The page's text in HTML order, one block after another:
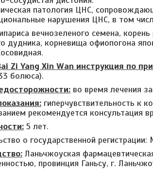
патология ЦНС,
нарушения ЦНС, в том
вечнозеленого семена,
дудника, корневища офиопогона
Zi Yang Xin Wan инструкция по
болюса).
во время лечения
гиперчувствительность к
рекомендуется консультация
5 лет.
о государственной
Ланьчжоуская
провинция Ганьсу, г.